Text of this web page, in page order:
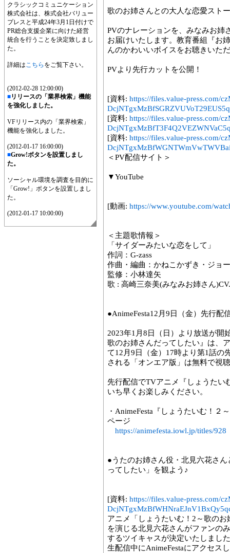
クラシックコミュニケーション
株式会社は、株式会社バリュー
プレスと平成24年3月1日付けで
PR総合支援企業に向けた経営
統合を行うことを決定致しまし
た。
詳細はこちら をご覧下さい。
(2012-02-28 12:00:00)
■リリースの「業界検索」機能
を強化しました。
VFリリース内の「業界検索」
機能を強化しました。
(2012-01-17 16:00:00)
■Grow!ボタンを設置しまし
た。
ソーシャル環境を調査を目的に
「Grow!」ボタンを設置しまし
た。
(2012-01-17 10:00:00)
歌のお姉さんとの大人な恋愛スト
PVのナレーションを、みなみお姉
お届けいたします。教育番組『お
んのかわいいボイスをお聴きいた
PVより先行カットを公開！
[資料: https://files.value-press.com/
[資料: https://files.value-press.com/
[資料: https://files.value-press.com/
＜PV配信サイト＞
▼YouTube
[動画: https://www.youtube.com/
＜主題歌情報＞
「サイダーみたいな恋をして」
作詞：G-zass
作曲・編曲：かねこかずき・ジ
監修：小林達矢
歌 : 高崎三奈美(みなみお姉さん
●AnimeFesta12月9日（金）先行配
2023年1月8日（日）より放送が開
歌のお姉さんだってしたい』は、
て12月9日（金）17時より第1話の
される「オンエア版」は無料で視
先行配信でTVアニメ『しょうたい
いち早くお楽しみください。
・AnimeFesta『しょうたいむ！２
ページ
https://animefesta.iowl.jp/titles/928
●うたのお姉さん役・北見六花さ
ってしたい」を観よう♪
[資料: https://files.value-press.com/
アニメ「しょうたいむ！2～歌の
を演じる北見六花さんがファンの
するツイキャスが決定いたしまし
生配信中にAnimeFestaにアクセス